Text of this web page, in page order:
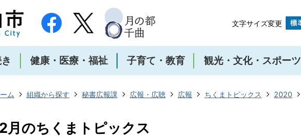
文字サイズ変更
健康・医療・福祉 子育て・教育 観光・文化・スポーツ
ム 組織から探す 秘書広報課 広報・広聴 広報 ちくまトピックス 2020
月のちくまトピックス